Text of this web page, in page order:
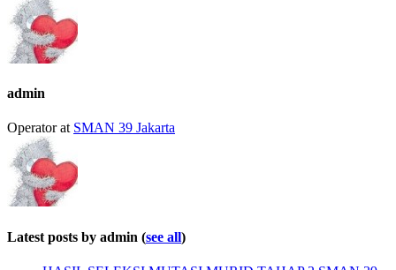
change
content
below.
admin
Operatorat SMAN 39 Jakarta
Latest posts by admin (see all)